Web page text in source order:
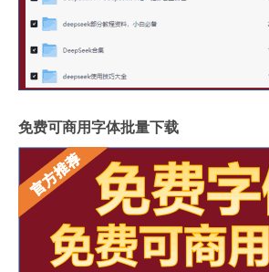
免费可商用字体批量下载